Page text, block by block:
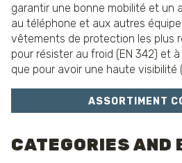
garantir une bonne mobilité et un
au téléphone et aux autres
vêtements de protection les plus
pour résister au froid (EN 342) et à
que pour avoir une haute visibilité
ASSORTIMENT
CATEGORIES AND